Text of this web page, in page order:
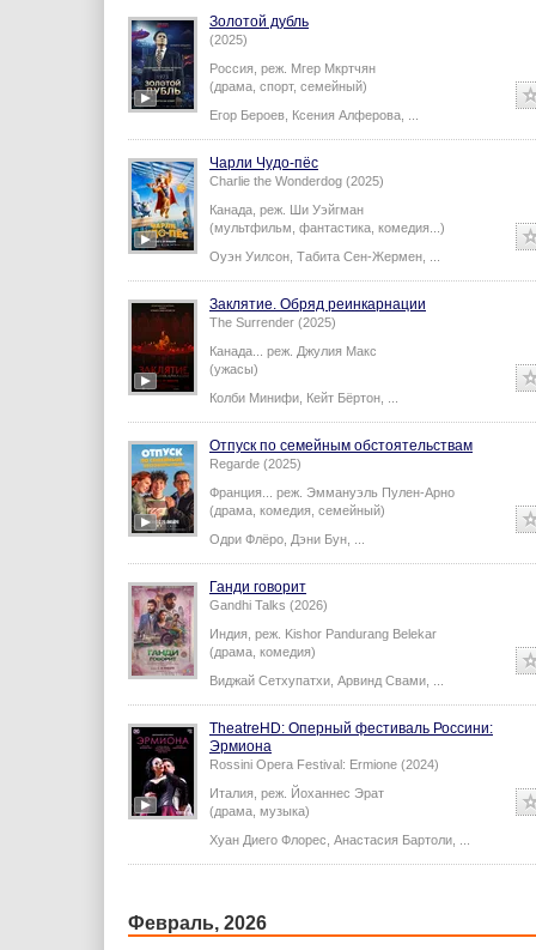
Золотой дубль
(2025)
Россия, реж. Мгер Мкртчян
(драма, спорт, семейный)
Егор Бероев Ксения Алферова
Чарли Чудо-пёс
Charlie the Wonderdog (2025)
Канада, реж. Ши Уэйгман
(мультфильм, фантастика, комедия...)
Оуэн Уилсон Табита Сен-Жермен
Заклятие. Обряд реинкарнации
The Surrender (2025)
Канада... реж. Джулия Макс
(ужасы)
Колби Минифи Кейт Бёртон
Отпуск по семейным обстоятельствам
Regarde (2025)
Франция... реж. Эммануэль Пулен-Арно
(драма, комедия, семейный)
Одри Флёро Дэни Бун
Ганди говорит
Gandhi Talks (2026)
Индия, реж. Kishor Pandurang Belekar
(драма, комедия)
Виджай Сетхупатхи Арвинд Свами
TheatreHD: Оперный фестиваль Россини:
Эрмиона
Rossini Opera Festival: Ermione (2024)
Италия, реж. Йоханнес Эрат
(драма, музыка)
Хуан Диего Флорес Анастасия Бартоли
Февраль, 2026